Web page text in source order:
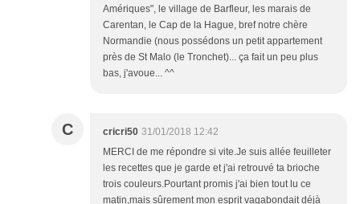
Amériques", le village de Barfleur, les marais de
Carentan, le Cap de la Hague, bref notre chère
Normandie (nous possédons un petit appartement
près de St Malo (le Tronchet)... ça fait un peu plus
bas, j'avoue... ^^
C cricri50 31/01/2018 12:42
MERCI de me répondre si vite.Je suis allée feuilleter
les recettes que je garde et j'ai retrouvé ta brioche
trois couleurs.Pourtant promis j'ai bien tout lu ce
matin,mais sûrement mon esprit vagabondait déjà